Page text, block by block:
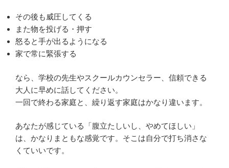
その後も威圧してくる
また物を投げる・押す
怒ると手が出るようになる
家で常に緊張する
なら、学校の先生やスクールカウンセラー、信頼できる
大人に早めに話してください。
一回で終わる家庭と、繰り返す家庭はかなり違います。
あなたが感じている「腹立たしいし、やめてほしい」
は、かなりまともな感覚です。そこは自分で打ち消さな
くていいです。